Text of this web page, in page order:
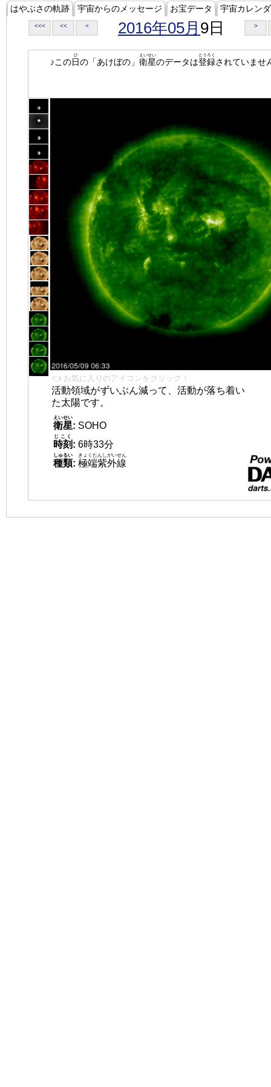
はやぶさの軌跡 宇宙からのメッセージ お宝データ 宇宙カレン
<<< << < 2016年05月 9日 >
♪この日
ひ
の「あけぼの」 衛星
えいせい
のデータは登録
とうろく
されていませ
👈 お気に入りのアイコンをクリック！
活動領域がずいぶん減って、活動が落ち着い
た太陽です。
衛星
えいせい
: SOHO
時刻
じこく
: 6時33分
種類
しゅるい
: 極端紫外線
きょくたんしがいせん